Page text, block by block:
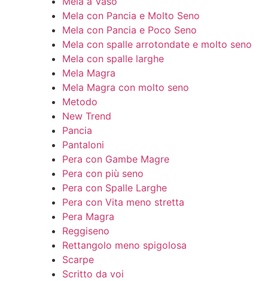
Mela con Pancia e Molto Seno
Mela con Pancia e Poco Seno
Mela con spalle arrotondate e molto seno
Mela con spalle larghe
Mela Magra
Mela Magra con molto seno
Metodo
New Trend
Pancia
Pantaloni
Pera con Gambe Magre
Pera con più seno
Pera con Spalle Larghe
Pera con Vita meno stretta
Pera Magra
Reggiseno
Rettangolo meno spigolosa
Scarpe
Scritto da voi